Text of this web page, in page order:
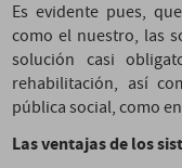
Es evidente pues,
como el nuestro, las
solución casi
rehabilitación, así
pública social, como
Las ventajas de los